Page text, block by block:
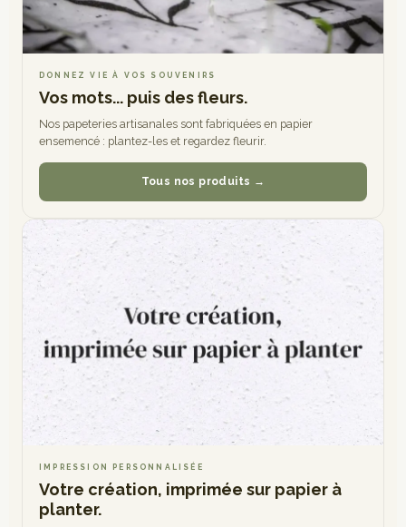
DONNEZ VIE À VOS SOUVENIRS
Vos mots... puis des fleurs.
Nos papeteries artisanales sont fabriquées en papier
ensemencé : plantez-les et regardez fleurir.
Tous nos produits →
IMPRESSION PERSONNALISÉE
Votre création, imprimée sur papier à
planter.